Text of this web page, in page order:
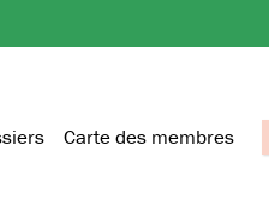
Carte des membres